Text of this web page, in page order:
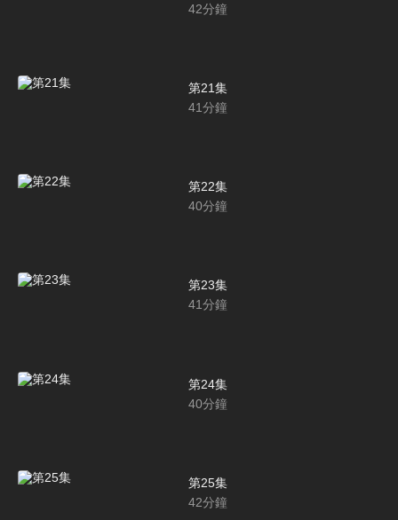
42分鐘
第21集
41分鐘
第22集
40分鐘
第23集
41分鐘
第24集
40分鐘
第25集
42分鐘